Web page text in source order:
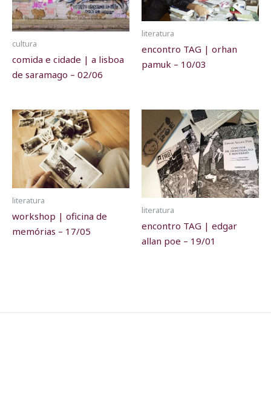
cultura
comida e cidade | a lisboa
de saramago – 02/06
literatura
encontro TAG | orhan
pamuk – 10/03
literatura
workshop | oficina de
memórias – 17/05
literatura
encontro TAG | edgar
allan poe – 19/01